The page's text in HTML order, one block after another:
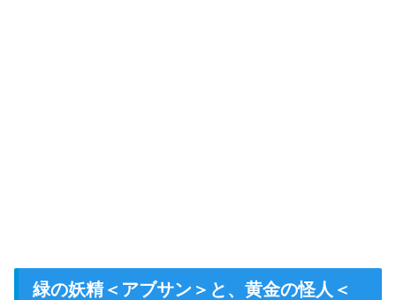
緑の妖精＜アブサン＞と、黄金の怪人＜